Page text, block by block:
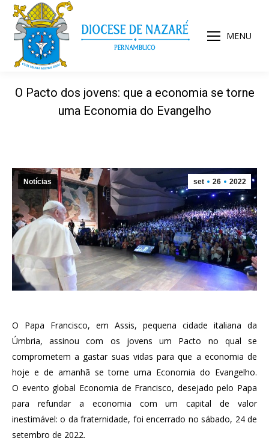
MENU
O Pacto dos jovens: que a economia se torne
uma Economia do Evangelho
set 26 2022
Notícias
O Papa Francisco, em Assis, pequena cidade italiana da
Úmbria, assinou com os jovens um Pacto no qual se
comprometem a gastar suas vidas para que a economia de
hoje e de amanhã se torne uma Economia do Evangelho.
O evento global Economia de Francisco, desejado pelo Papa
para refundar a economia com um capital de valor
inestimável: o da fraternidade, foi encerrado no sábado, 24 de
setembro de 2022.